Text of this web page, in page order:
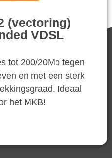
(vectoring)
VDSL
tot 200/20Mb tegen
en met een sterk
Ideaal
het MKB!